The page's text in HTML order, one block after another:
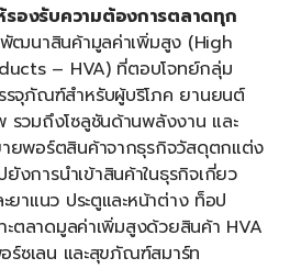
องรับความต้องการตลาดทุก
พัฒนาสินค้ามูลค่าเพิ่มสูง (High
– HVA) ที่ตอบโจทย์กลุ่ม
รจุภัณฑ์สำหรับผู้บริโภค ยานยนต์
รวมถึงโซลูชันด้านพลังงาน และ
ยพอร์ตสินค้าจากธุรกิจวัสดุตกแต่ง
การนำเข้าสินค้าในธุรกิจเกี่ยว
ยาแนว ประตูและหน้าต่าง ท็อป
าะตลาดมูลค่าเพิ่มสูงด้วยสินค้า HVA
อร์ซเลน และสุขภัณฑ์สมาร์ท